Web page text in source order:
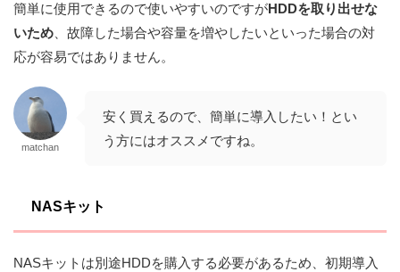
簡単に使用できるので使いやすいのですがHDDを取り出せな
いため 、故障した場合や容量を増やしたいといった場合の対
応が容易ではありません。
matchan
安く買えるので、簡単に導入したい！とい
う方にはオススメですね。
NASキット
NASキットは別途HDDを購入する必要があるため、初期導入